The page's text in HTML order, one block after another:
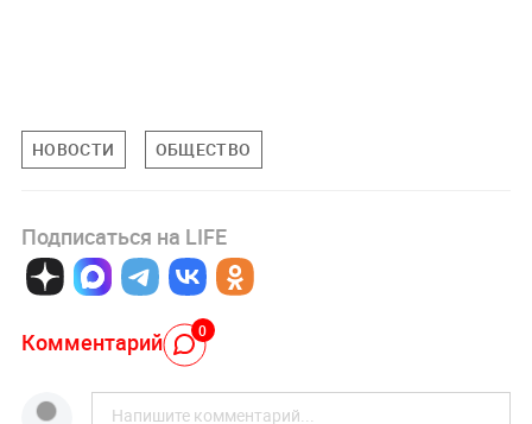
НОВОСТИ ОБЩЕСТВО
Подписаться на LIFE
Комментарий 0